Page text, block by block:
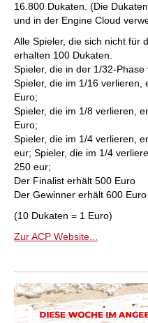
16.800 Dukaten. (Die
und in der Engine Cloud
Alle Spieler, die sich nicht für
erhalten 100 Dukaten.
Spieler, die in der 1/32-
Spieler, die im 1/16 verlieren,
Euro;
Spieler, die im 1/8 verlieren,
Euro;
Spieler, die im 1/4 verlieren,
eur; Spieler, die im 1/4
250 eur;
Der Finalist erhält 500 Euro
Der Gewinner erhält 600 Euro
(10 Dukaten = 1 Euro)
Zur ACP Website...